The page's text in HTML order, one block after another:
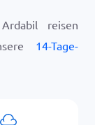
reisen
14-Tage-